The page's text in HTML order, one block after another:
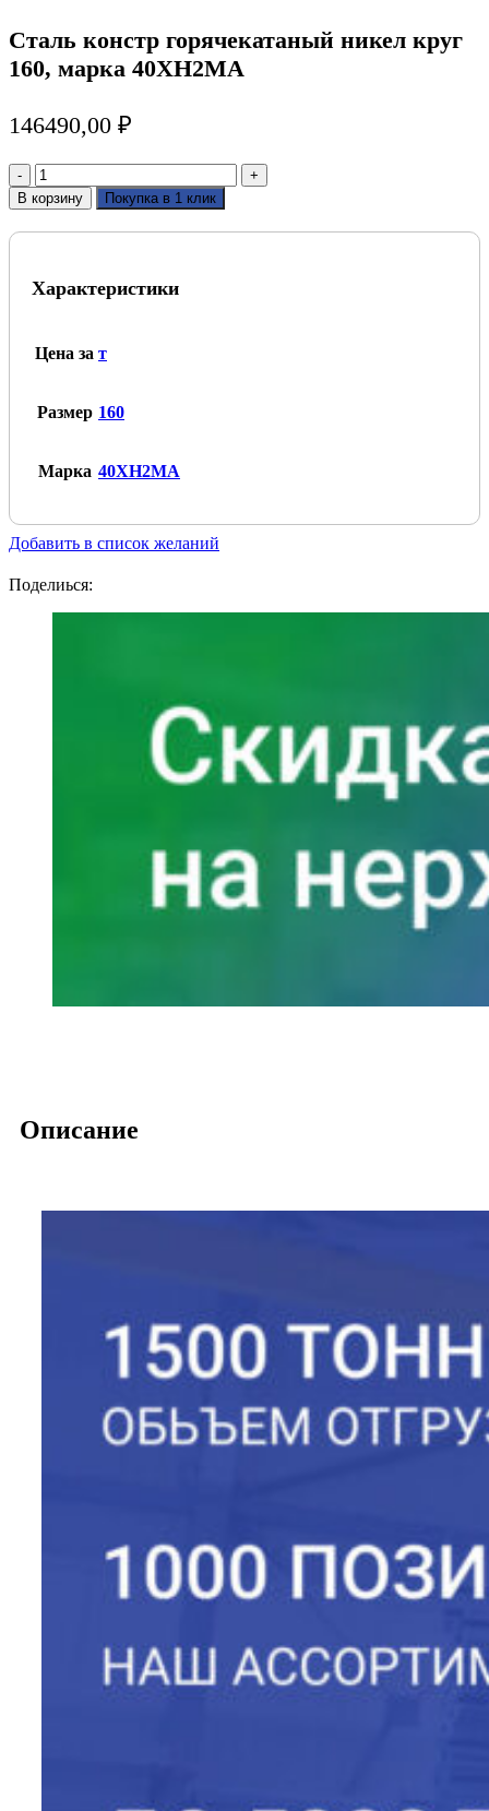
Сталь констр горячекатаный никел круг
160, марка 40ХН2МА
146490,00 ₽
Количество
товара
Сталь
констр
круг
40ХН2МА
В корзину Покупка в 1 клик
Характеристики
Цена за т
Размер 160
Марка 40ХН2МА
Добавить в список желаний
Поделиься:
Описание